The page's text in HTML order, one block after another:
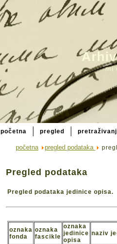
mi
početna pregled
početna pregled podataka
Pregled podataka
Pregled podataka jedinice opisa.
oznaka
fonda
oznaka
fascikle
oznaka
jedinice
opisa
naziv